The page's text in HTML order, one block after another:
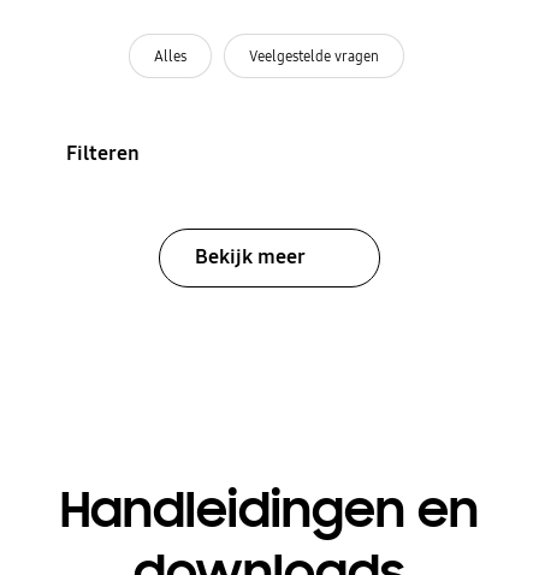
Alles Veelgestelde vragen
Filteren
Bekijk meer
Handleidingen en